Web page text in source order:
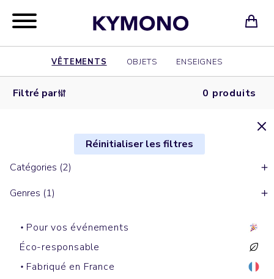
VÊTEMENTS OBJETS ENSEIGNES
Filtré par 0 produits
Réinitialiser les filtres
Catégories (2)
Genres (1)
Pour vos événements
Éco-responsable
Fabriqué en France